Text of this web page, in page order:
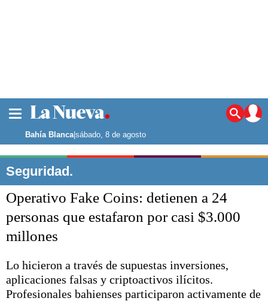
Noticias
La ciudad
Punta Alta
El mundo
Opinión
Liga del Sur
Básquetbol
Fútbol
Bahía Blanca|sábado, 8 de agosto
Seguridad.
Operativo Fake Coins: detienen a 24
personas que estafaron por casi $3.000
millones
Lo hicieron a través de supuestas inversiones,
aplicaciones falsas y criptoactivos ilícitos.
Profesionales bahienses participaron activamente de